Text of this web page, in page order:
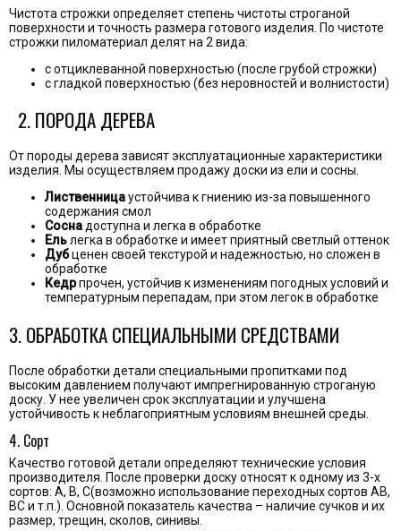
Чистота строжки определяет степень чистоты строганой
поверхности и точность размера готового изделия. По чистоте
строжки пиломатериал делят на 2 вида:
с отциклеванной поверхностью (после грубой строжки)
с гладкой поверхностью (без неровностей и волнистости)
2. ПОРОДА ДЕРЕВА
От породы дерева зависят эксплуатационные характеристики
изделия. Мы осуществляем продажу доски из ели и сосны.
Лиственницаустойчива к гниению из-за повышенного
содержания смол
Соснадоступна и легка в обработке
Ельлегка в обработке и имеет приятный светлый оттенок
Дубценен своей текстурой и надежностью, но сложен в
обработке
Кедрпрочен, устойчив к изменениям погодных условий и
температурным перепадам, при этом легок в обработке
3. ОБРАБОТКА СПЕЦИАЛЬНЫМИ СРЕДСТВАМИ
После обработки детали специальными пропитками под
высоким давлением получают импрегнированную строганую
доску. У нее увеличен срок эксплуатации и улучшена
устойчивость к неблагоприятным условиям внешней среды.
4. Сорт
Качество готовой детали определяют технические условия
производителя. После проверки доску относят к одному из 3-х
сортов: А, В, С(возможно использование переходных сортов АВ,
ВС и т.п.). Основной показатель качества – наличие сучков и их
размер, трещин, сколов, синивы.